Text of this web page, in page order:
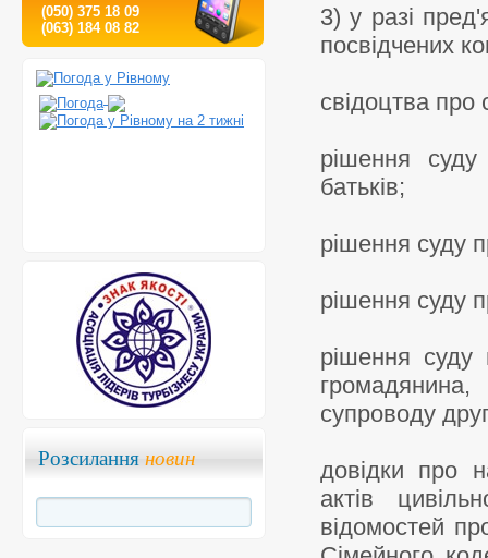
(050) 375 18 09
(063) 184 08 82
Розсилання новин
3) у разі
посвідчених
свідоцтва про
рішення
батьків;
рішення суду
рішення суду
рішення
супроводу
довідки про
актів
відомостей